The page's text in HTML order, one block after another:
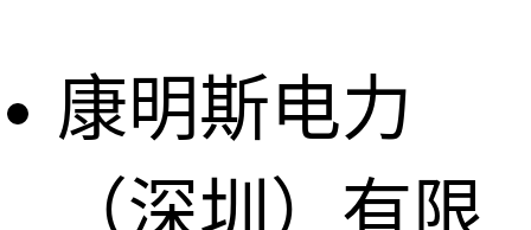
康明斯电力
（深圳）有限